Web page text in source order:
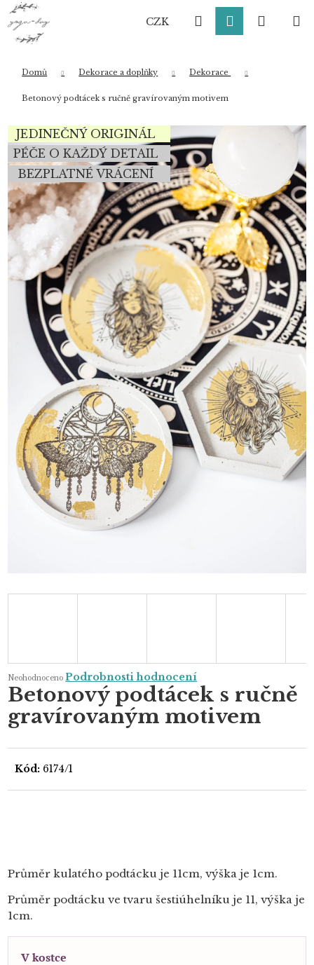
Přejít
obsah
CZK HledatPřihlášení
Domů Dekorace a doplňky Dekorace
Betonový podtácek s ručně gravírovaným motivem
Průměrné
produktu
je
0,0
z
5
Neohodnoceno Podrobnosti hodnocení
Betonový podtácek s ručně
gravírovaným motivem
Kód: 6174/1
Průměr kulatého podtácku je 11cm, výška je 1cm.
Průměr podtácku ve tvaru šestiúhelníku je 11, výška je
1cm.
V kostce
JEDINEČNÝ ORIGINÁL
PÉČE O KAŽDÝ DETAIL
BEZPLATNÉ VRÁCENÍ
K
o
Zpět
Zpět
Co potřebujete najít?
HLEDAT
Doporučujeme